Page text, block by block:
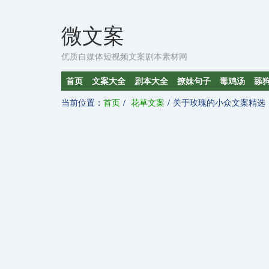
微文案
优质自媒体短视频文案剧本素材网
首页 文案大全 剧本大全 撩妹句子 毒鸡汤 舔
当前位置： 首页 花草文案 关于玫瑰的小众文案精选